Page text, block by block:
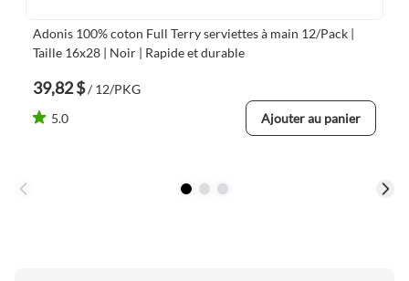
Adonis 100% coton Full Terry serviettes à main 12/Pack |
Taille 16x28 | Noir | Rapide et durable
39,82 $/ 12/PKG
5.0
Ajouter au panier